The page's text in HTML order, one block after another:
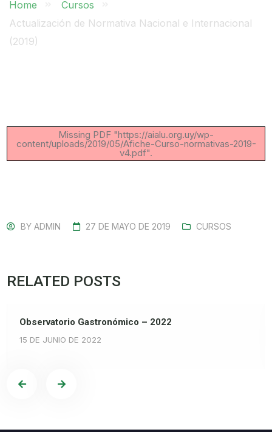
Home
Cursos
Actualización de Normativa Nacional e Internacional
(2019)
Missing PDF "https://aialu.org.uy/wp-
content/uploads/2019/05/Afiche-Curso-normativas-2019-
v4.pdf".
BYADMIN 27 DE MAYO DE 2019 CURSOS
RELATED POSTS
Observatorio Gastronómico – 2022
15 DE JUNIO DE 2022